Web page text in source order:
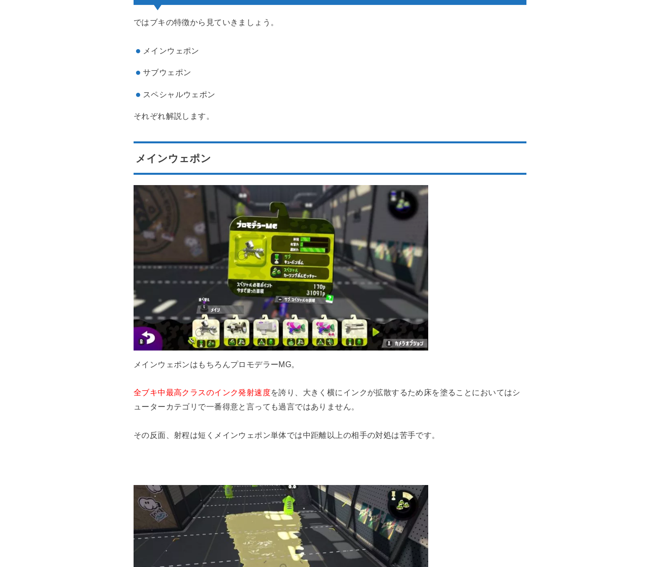
ではブキの特徴から見ていきましょう。
メインウェポン
サブウェポン
スペシャルウェポン
それぞれ解説します。
メインウェポン
メインウェポンはもちろんプロモデラーMG。
全ブキ中最高クラスのインク発射速度を誇り、大きく横にインクが拡散するため床を塗ることにおいてはシ
ューターカテゴリで一番得意と言っても過言ではありません。
その反面、射程は短くメインウェポン単体では中距離以上の相手の対処は苦手です。